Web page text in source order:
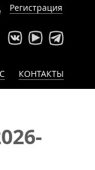
Регистрация
КОНТАКТЫ